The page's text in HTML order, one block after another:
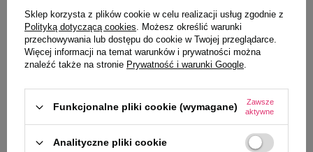
- +
Do koszyka
-
Do koszyka
Sklep korzysta z plików cookie w celu realizacji usług zgodnie z
Polityką dotyczącą cookies. Możesz określić warunki
przechowywania lub dostępu do cookie w Twojej przeglądarce.
Więcej informacji na temat warunków i prywatności można
znaleźć także na stronie Prywatność i warunki Google.
Funkcjonalne pliki cookie (wymagane)
Zawsze
aktywne
Analityczne pliki cookie